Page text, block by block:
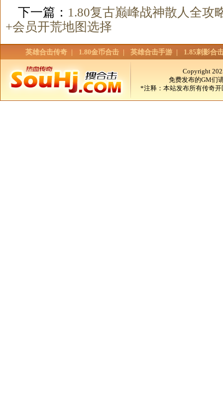
下一篇： 1.80复古巅峰战神散人全攻
+会员开荒地图选择
英雄合击传奇 1.80金币合击 英雄合击手游 1.85刺影合
Copyright
免费发布的GM们
*注释：本站发布所有传奇